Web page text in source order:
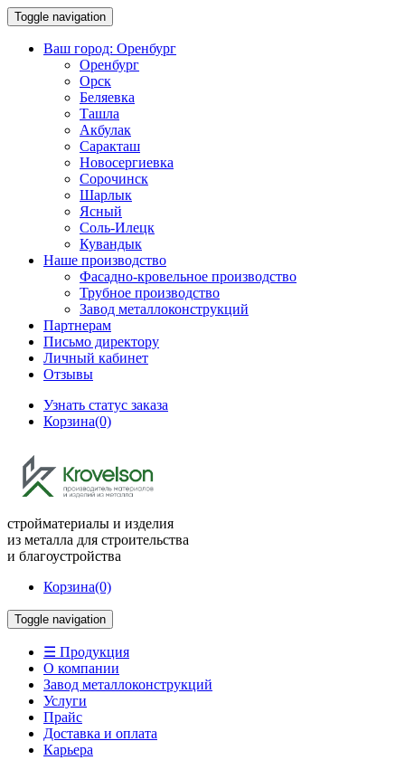
Toggle navigation
Ваш город: Оренбург
Оренбург
Орск
Беляевка
Ташла
Акбулак
Саракташ
Новосергиевка
Сорочинск
Шарлык
Ясный
Соль-Илецк
Кувандык
Наше производство
Фасадно-кровельное производство
Трубное производство
Завод металлоконструкций
Партнерам
Письмо директору
Личный кабинет
Отзывы
Узнать статус заказа
Корзина(0)
стройматериалы и изделия
из металла для строительства
и благоустройства
Корзина(0)
Toggle navigation
☰ Продукция
О компании
Завод металлоконструкций
Услуги
Прайс
Доставка и оплата
Карьера